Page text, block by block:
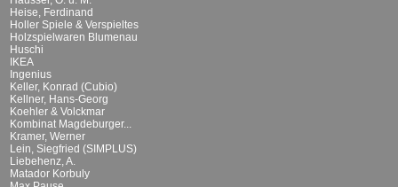
Heise, Ferdinand
Holler Spiele & Verspieltes
Holzspielwaren Blumenau
Huschi
IKEA
Ingenius
Keller, Konrad (Cubio)
Kellner, Hans-Georg
Koehler & Volckmar
Kombinat Magdeburger...
Kramer, Werner
Lein, Siegfried (SIMPLUS)
Liebehenz, A.
Matador Korbuly